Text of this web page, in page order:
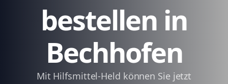
bestellen in
Bechhofen
Mit Hilfsmittel-Held können Sie jetzt